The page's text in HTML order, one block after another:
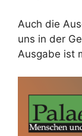
Auch die
uns in der
Ausgabe ist